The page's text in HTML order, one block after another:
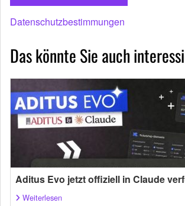
Datenschutzbestimmungen
Das könnte Sie auch
Aditus Evo jetzt offiziell in Claude
Weiterlesen